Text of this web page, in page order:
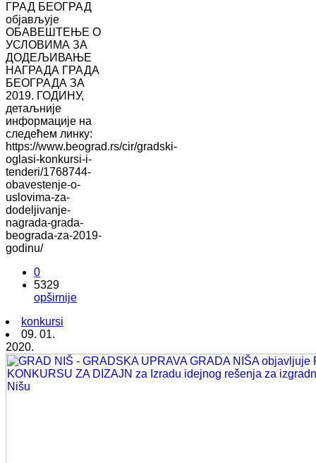
ГРАД БЕОГРАД
објављује
ОБАВЕШТЕЊЕ О
УСЛОВИМА ЗА
ДОДЕЉИВАЊЕ
НАГРАДА ГРАДА
БЕОГРАДА ЗА
2019. ГОДИНУ,
детаљније
информације на
следећем линку:
https://www.beograd.rs/cir/gradski-
oglasi-konkursi-i-
tenderi/1768744-
obavestenje-o-
uslovima-za-
dodeljivanje-
nagrada-grada-
beograda-za-2019-
godinu/
0
5329
opširnije
konkursi
09. 01.
2020.